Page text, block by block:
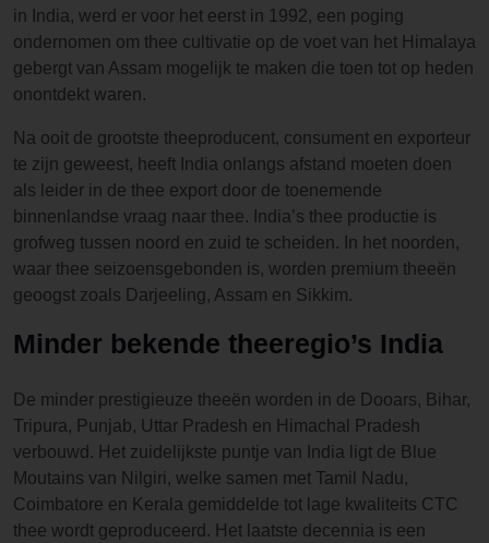
in India, werd er voor het eerst in 1992, een poging
ondernomen om thee cultivatie op de voet van het Himalaya
gebergt van Assam mogelijk te maken die toen tot op heden
onontdekt waren.
Na ooit de grootste theeproducent, consument en exporteur
te zijn geweest, heeft India onlangs afstand moeten doen
als leider in de thee export door de toenemende
binnenlandse vraag naar thee. India’s thee productie is
grofweg tussen noord en zuid te scheiden. In het noorden,
waar thee seizoensgebonden is, worden premium theeën
geoogst zoals Darjeeling, Assam en Sikkim.
Minder bekende theeregio’s India
De minder prestigieuze theeën worden in de Dooars, Bihar,
Tripura, Punjab, Uttar Pradesh en Himachal Pradesh
verbouwd. Het zuidelijkste puntje van India ligt de Blue
Moutains van Nilgiri, welke samen met Tamil Nadu,
Coimbatore en Kerala gemiddelde tot lage kwaliteits CTC
thee wordt geproduceerd. Het laatste decennia is een